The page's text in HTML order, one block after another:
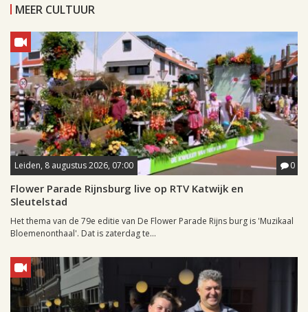
MEER CULTUUR
Leiden, 8 augustus 2026, 07:00 0
Flower Parade Rijnsburg live op RTV Katwijk en
Sleutelstad
Het thema van de 79e editie van De Flower Parade Rijns burg is 'Muzikaal
Bloemenonthaal'. Dat is zaterdag te...